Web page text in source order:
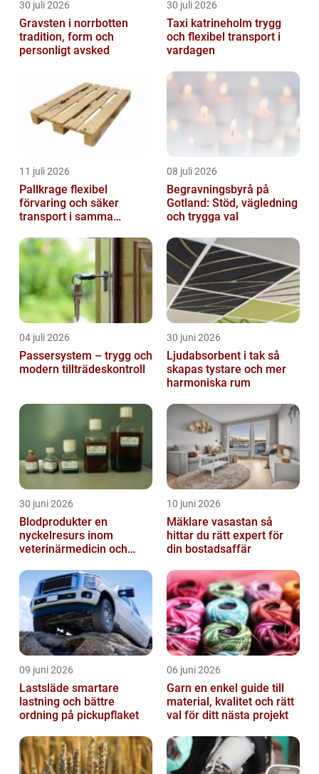
30 juli 2026
Gravsten i norrbotten
tradition, form och
personligt avsked
30 juli 2026
Taxi katrineholm trygg
och flexibel transport i
vardagen
11 juli 2026
Pallkrage flexibel
förvaring och säker
transport i samma
08 juli 2026
Begravningsbyrå på
Gotland: Stöd, vägledning
och trygga val
04 juli 2026
Passersystem – trygg och
modern tillträdeskontroll
30 juni 2026
Ljudabsorbent i tak så
skapas tystare och mer
harmoniska rum
30 juni 2026
Blodprodukter en
nyckelresurs inom
veterinärmedicin och
10 juni 2026
Mäklare vasastan så
hittar du rätt expert för
din bostadsaffär
09 juni 2026
Lastsläde smartare
lastning och bättre
ordning på pickupflaket
06 juni 2026
Garn en enkel guide till
material, kvalitet och rätt
val för ditt nästa projekt